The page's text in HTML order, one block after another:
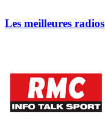
Les meilleures radios